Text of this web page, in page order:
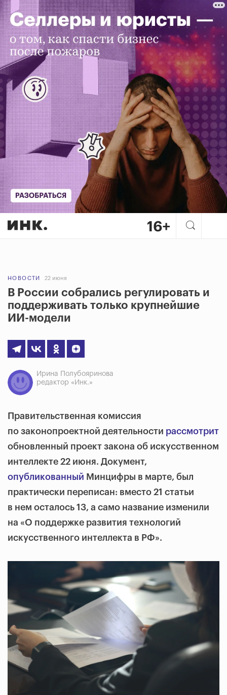
НОВОСТИ 22 июня
В России собрались регулировать и
поддерживать только крупнейшие
ИИ-модели
Ирина Полубояринова
редактор «Инк.»
Правительственная комиссия
по законопроектной деятельности рассмотрит
обновленный проект закона об искусственном
интеллекте 22 июня. Документ,
опубликованный Минцифры в марте, был
практически переписан: вместо 21 статьи
в нем осталось 13, а само название изменили
на «О поддержке развития технологий
искусственного интеллекта в РФ».